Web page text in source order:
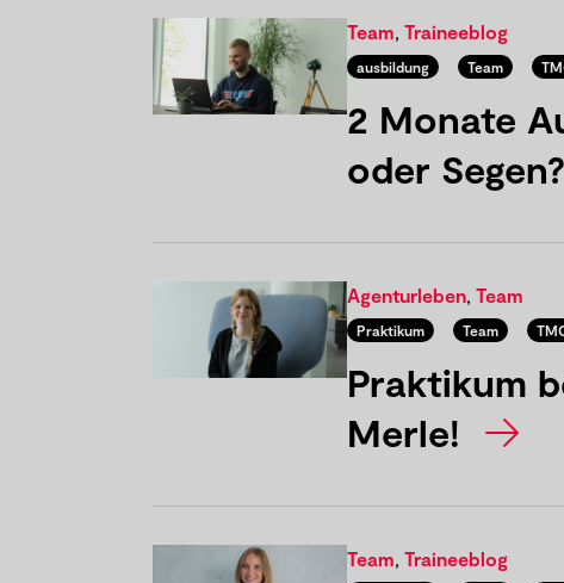
Team ,Traineeblog
ausbildung Team
2 Monate
oder Segen?
Agenturleben ,Team
Praktikum Team
Praktikum
Merle!
Team ,Traineeblog